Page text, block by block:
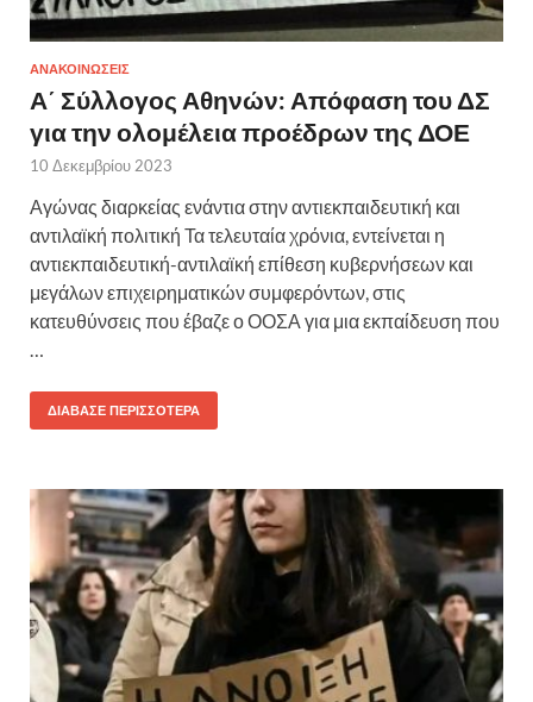
ΑΝΑΚΟΙΝΩΣΕΙΣ
Α΄ Σύλλογος Αθηνών: Απόφαση του ΔΣ
για την ολομέλεια προέδρων της ΔΟΕ
10 Δεκεμβρίου 2023
Αγώνας διαρκείας ενάντια στην αντιεκπαιδευτική και
αντιλαϊκή πολιτική Τα τελευταία χρόνια, εντείνεται η
αντιεκπαιδευτική-αντιλαϊκή επίθεση κυβερνήσεων και
μεγάλων επιχειρηματικών συμφερόντων, στις
κατευθύνσεις που έβαζε ο ΟΟΣΑ για μια εκπαίδευση που
…
ΔΙΆΒΑΣΕ ΠΕΡΙΣΣΌΤΕΡΑ